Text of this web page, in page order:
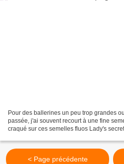
Pour des ballerines un peu trop grandes
passée, j'ai souvent recourt à une fine
craqué sur ces semelles fluos Lady's
< Page précédente